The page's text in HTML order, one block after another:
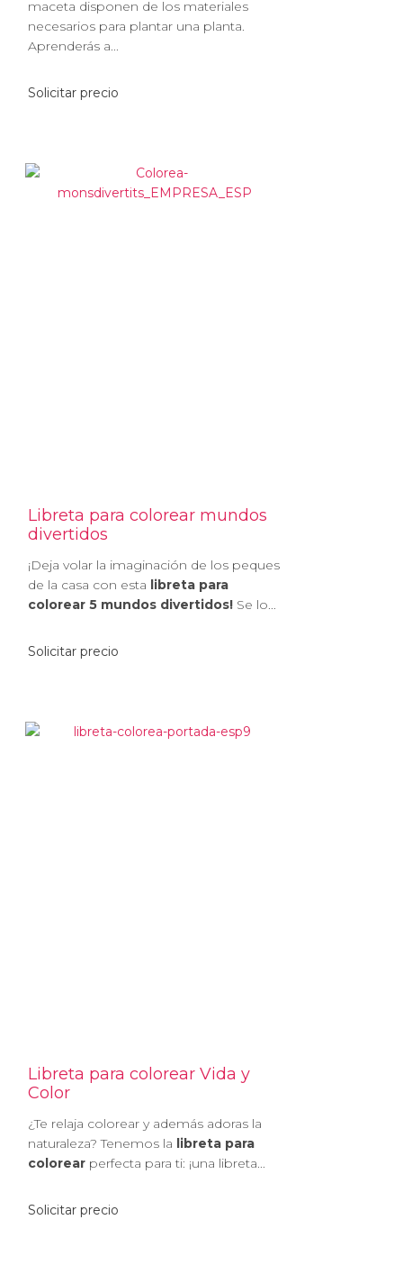
maceta disponen de los materiales
necesarios para plantar una planta.
Aprenderás a...
Solicitar precio
Libreta para colorear mundos
divertidos
¡Deja volar la imaginación de los peques
de la casa con esta libreta para
colorear 5 mundos divertidos! Se lo...
Solicitar precio
Libreta para colorear Vida y
Color
¿Te relaja colorear y además adoras la
naturaleza? Tenemos la libreta para
colorear perfecta para ti: ¡una libreta...
Solicitar precio